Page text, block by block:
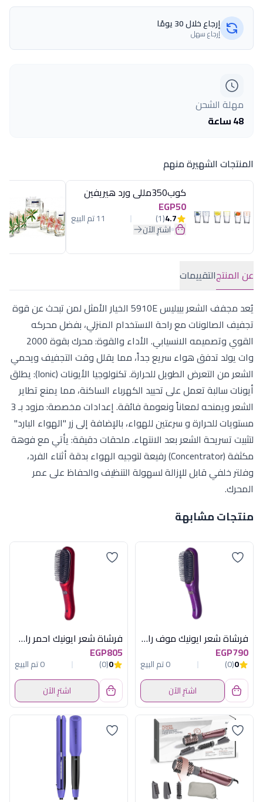
إرجاع خلال 30 يومًا
إرجاع سهل
مهلة الشحن
48 ساعة
المنتجات الشهيرة منهم
كوب350مللى ورد هيريفين
EGP50
4.7
(1) 11 تم البيع
اشترِ الآن
عن المنتجالتقييمات
يُعد مجفف الشعر بيبليس 5910E الخيار الأمثل لمن تبحث عن قوة
تجفيف الصالونات مع راحة الاستخدام المنزلي، بفضل محركه
القوي وتصميمه الانسيابي. الأداء والقوة: محرك بقوة 2000
وات يولد تدفق هواء سريع جداً، مما يقلل وقت التجفيف ويحمي
الشعر من التعرض الطويل للحرارة. تكنولوجيا الأيونات (Ionic): يطلق
أيونات سالبة تعمل على تحييد الكهرباء الساكنة، مما يمنع تطاير
الشعر ويمنحه لمعاناً ونعومة فائقة. إعدادات مخصصة: مزود بـ 3
مستويات للحرارة و سرعتين للهواء، بالإضافة إلى زر "الهواء البارد"
لتثبيت تسريحة الشعر بعد الانتهاء. ملحقات دقيقة: يأتي مع فوهة
مكثفة (Concentrator) رفيعة لتوجيه الهواء بدقة أثناء الفرد،
وفلتر خلفي قابل للإزالة لسهولة التنظيف والحفاظ على عمر
المحرك.
منتجات مشابهة
فرشاة شعر ايونيك موف راش براش
EGP790
0
(0)
0 تم البيع
اشترِ الآن
فرشاة شعر ايونيك احمر راش براش
EGP805
0
(0)
0 تم البيع
اشترِ الآن